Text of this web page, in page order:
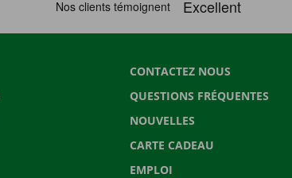
CONTACTEZ NOUS
QUESTIONS FRÉQUENTES
NOUVELLES
CARTE CADEAU
EMPLOI